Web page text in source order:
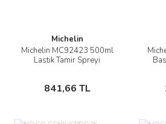
Michelin
Michelin MC92423 500ml
Lastik Tamir Spreyi
841,66 TL
İncele
Stokta Yok